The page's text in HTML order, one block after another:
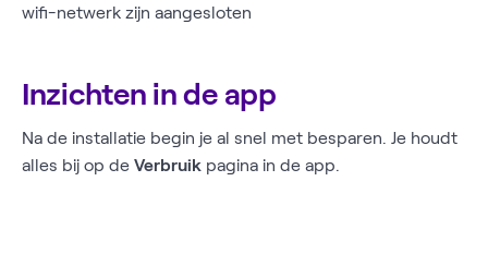
wifi-netwerk zijn aangesloten
Inzichten in de app
Na de installatie begin je al snel met besparen. Je houdt
alles bij op de Verbruik pagina in de app.